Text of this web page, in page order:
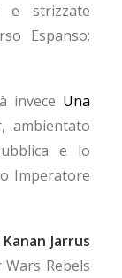
e strizzate
Espanso:
invece Una
ambientato
e lo
Imperatore
Kanan Jarrus
Rebels